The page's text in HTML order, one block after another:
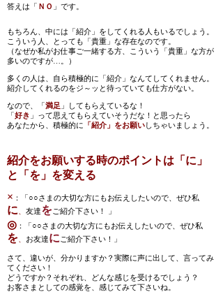
答えは「 ＮＯ 」です。
もちろん、中には「紹介」をしてくれる人もいるでしょう。
こういう人、とっても「貴重」な存在なのです。
（なぜか私がお仕事ご一緒する方、こういう「貴重」な方が
多いのですが…。）
多くの人は、自ら積極的に「紹介」なんてしてくれません。
紹介してくれるのをジ～ッと待っていても仕方がない。
なので、「 満足 」してもらえているな！
「 好き 」って思えてもらえていそうだな！と思ったら
あなたから、積極的に 「紹介」をお願いしちゃいましょう。
紹介をお願いする時のポイントは「に」
と「を」を変える
× ：「○○さまの大切な方にもお伝えしたいので、ぜひ私
に 友達をご紹介下さい！ 」
◎ ：「○○さまの大切な方にもお伝えしたいので、ぜひ私
を お友達に ご紹介下さい！」
さて、違いが、分かりますか？実際に声に出して、言ってみ
てください！
どうですか？それぞれ、どんな感じを受けるでしょう？
お客さまとしての感覚を、感じてみて下さいね。